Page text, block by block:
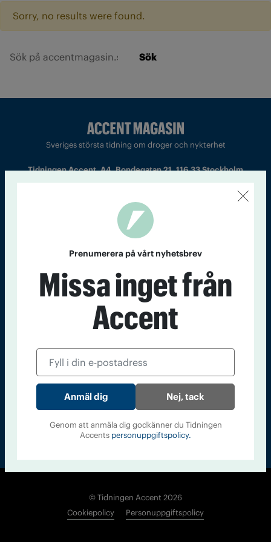
Sorry, no results were found.
Sök
Sveriges största tidning om droger och nykterhet
Tidningen Accent, A4, Bondegatan 21, 116 33 Stockholm
Chefredaktör och ansvarig utgivare: Barbro Janson Lundkvist,
barbro@a4.se.
Kontakt Om Tidningen Tidningsarkiv In English
Läs tidigare
Accent
© Tidningen Accent 2026
Cookiepolicy
Personuppgiftspolicy
Prenumerera på vårt nyhetsbrev
Missa inget från
Accent
Nej, tack
Genom att anmäla dig godkänner du Tidningen
Accents personuppgiftspolicy.